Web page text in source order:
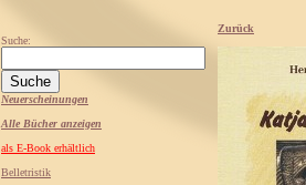
Suche:
Neuerscheinungen
Alle Bücher anzeigen
als E-Book erhältlich
Belletristik
Zurück